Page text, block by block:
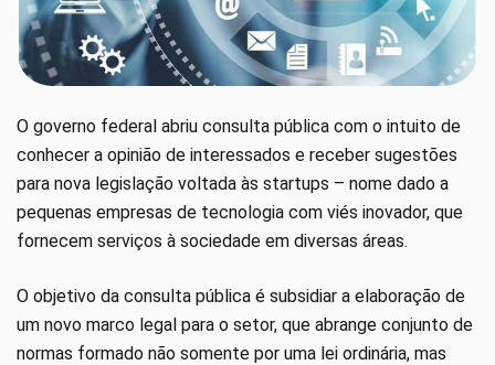
O governo federal abriu consulta pública com o intuito de
conhecer a opinião de interessados e receber sugestões
para nova legislação voltada às startups – nome dado a
pequenas empresas de tecnologia com viés inovador, que
fornecem serviços à sociedade em diversas áreas.
O objetivo da consulta pública é subsidiar a elaboração de
um novo marco legal para o setor, que abrange conjunto de
normas formado não somente por uma lei ordinária, mas